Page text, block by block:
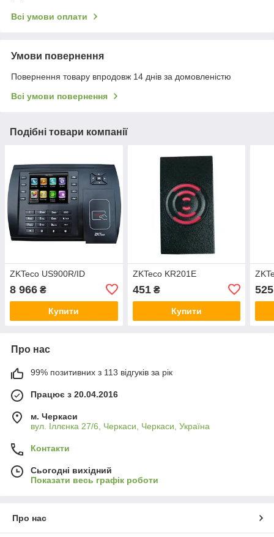
Всі умови оплати
Умови повернення
Повернення товару впродовж 14 днів за домовленістю
Всі умови повернення
Подібні товари компанії
ZKTeco US900R/ID
8 966 ₴
Купити
ZKTeco KR201E
451₴
Купити
525
Про нас
99% позитивних з 113 відгуків за рік
Працює з 20.04.2016
м. Черкаси
вул. Іллєнка 27/6, Черкаси, Черкаси, Україна
Контакти
Сьогодні вихідний
Показати весь графік роботи
Про нас